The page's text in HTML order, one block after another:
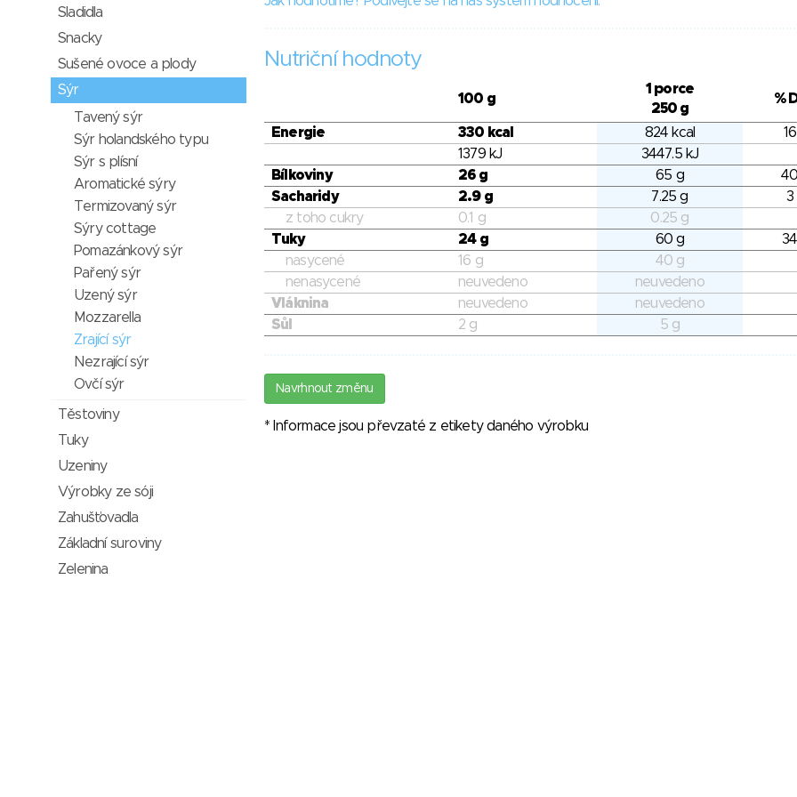
Nutriční hodnoty
100 g
1 porce
250 g
%
Energie 330 kcal 824 kcal
1379 kJ
3447.5 kJ
Bílkoviny
26 g 65 g
Sacharidy
2.9 g 7.25 g
3
z toho cukry
0.1 g
0.25 g
Tuky
24 g 60 g
nasycené
16 g
40 g
nenasycené
neuvedeno
neuvedeno
Vláknina
neuvedeno
neuvedeno
Sůl
2 g 5 g
Navrhnout změnu
* Informace jsou převzaté z etikety daného výrobku
Sladidla
Snacky
Sušené ovoce a plody
Sýr
Tavený sýr
Sýr holandského typu
Sýr s plísní
Aromatické sýry
Termizovaný sýr
Sýry cottage
Pomazánkový sýr
Pařený sýr
Uzený sýr
Mozzarella
Zrající sýr
Nezrající sýr
Ovčí sýr
Těstoviny
Tuky
Uzeniny
Výrobky ze sóji
Zahušťovadla
Základní suroviny
Zelenina